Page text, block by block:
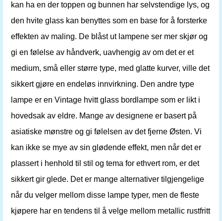
kan ha en der toppen og bunnen har selvstendige lys, og
den hvite glass kan benyttes som en base for å forsterke
effekten av maling. De blåst ut lampene ser mer skjør og
gi en følelse av håndverk, uavhengig av om det er et
medium, små eller større type, med glatte kurver, ville det
sikkert gjøre en endeløs innvirkning. Den andre type
lampe er en Vintage hvitt glass bordlampe som er likt i
hovedsak av eldre. Mange av designene er basert på
asiatiske mønstre og gi følelsen av det fjerne Østen. Vi
kan ikke se mye av sin glødende effekt, men når det er
plassert i henhold til stil og tema for ethvert rom, er det
sikkert gir glede. Det er mange alternativer tilgjengelige
når du velger mellom disse lampe typer, men de fleste
kjøpere har en tendens til å velge mellom metallic rustfritt